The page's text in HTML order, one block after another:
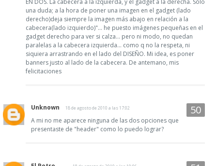
EN DOS. La cabecera a la izquierda, y el gadget a la derecha. Sólo
una duda; a la hora de poner una imagen en el gadget (lado
derecho)deja siempre la imagen más abajo en relación a la
cabecera(lado izquierdo)"... he puesto imágenes pequeñas en el
gadget derecho para ver si calza... pero ni modo, no quedan
paralelas a la cabecera izquierda... como q no la respeta, ni
siquiera arrastrando en el lado del DISEÑO. Mi idea, es poner
banners justo al lado de la cabecera. De antemano, mis
felicitaciones
Unknown 18 de agosto de 2010 a las 17:02
A mi no me aparece ninguna de las dos opciones que
presentaste de "header" como lo puedo lograr?